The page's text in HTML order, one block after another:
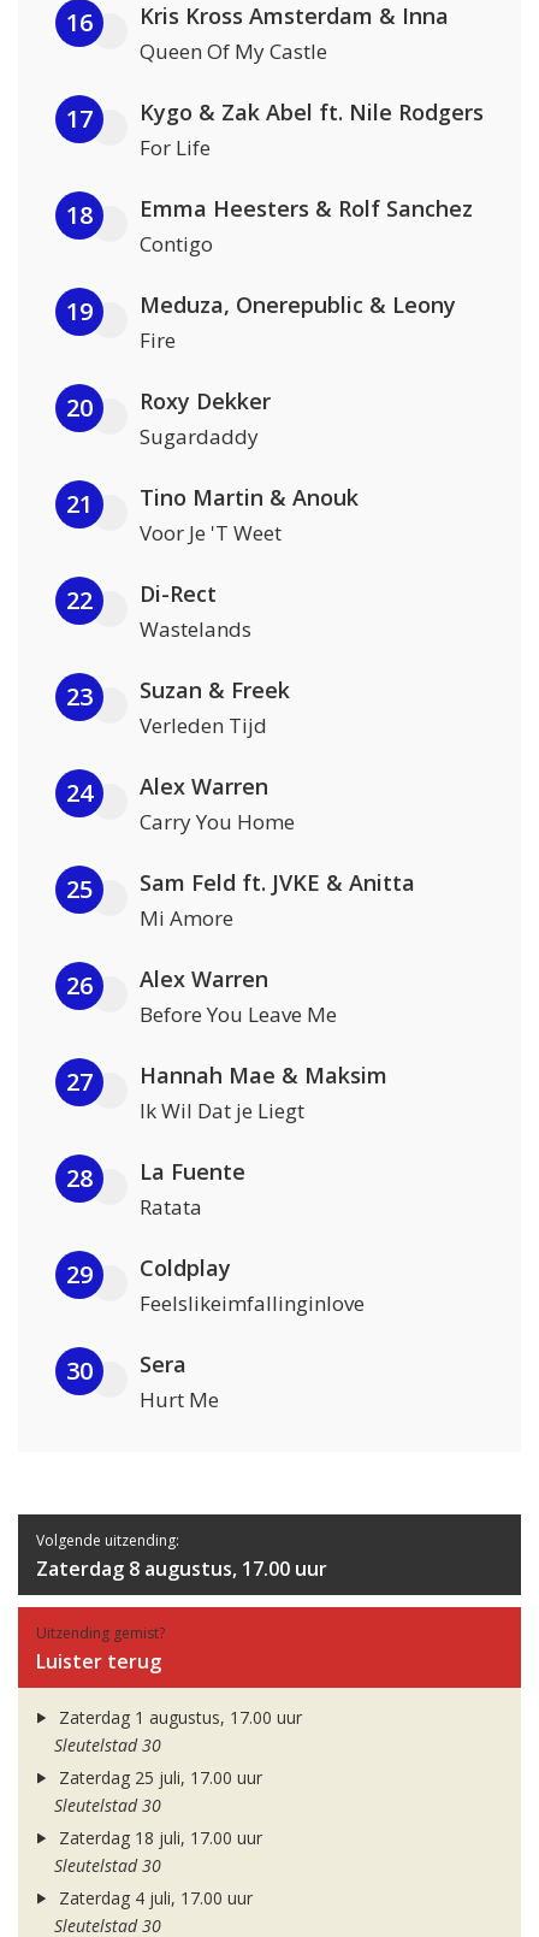
16 Kris Kross Amsterdam & Inna
Queen Of My Castle
17 Kygo & Zak Abel ft. Nile Rodgers
For Life
18 Emma Heesters & Rolf Sanchez
Contigo
19 Meduza, Onerepublic & Leony
Fire
20 Roxy Dekker
Sugardaddy
21 Tino Martin & Anouk
Voor Je 'T Weet
22 Di-Rect
Wastelands
23 Suzan & Freek
Verleden Tijd
24 Alex Warren
Carry You Home
25 Sam Feld ft. JVKE & Anitta
Mi Amore
26 Alex Warren
Before You Leave Me
27 Hannah Mae & Maksim
Ik Wil Dat je Liegt
28 La Fuente
Ratata
29 Coldplay
Feelslikeimfallinginlove
30 Sera
Hurt Me
Volgende uitzending:
Zaterdag 8 augustus, 17.00 uur
Uitzending gemist?
Luister terug
Zaterdag 1 augustus, 17.00 uur
Sleutelstad 30
Zaterdag 25 juli, 17.00 uur
Sleutelstad 30
Zaterdag 18 juli, 17.00 uur
Sleutelstad 30
Zaterdag 4 juli, 17.00 uur
Sleutelstad 30